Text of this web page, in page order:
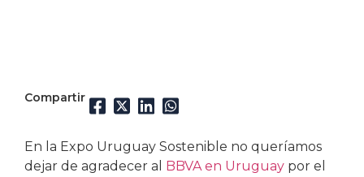
Compartir
En la Expo Uruguay Sostenible no queríamos
dejar de agradecer al
BBVA en Uruguay por el